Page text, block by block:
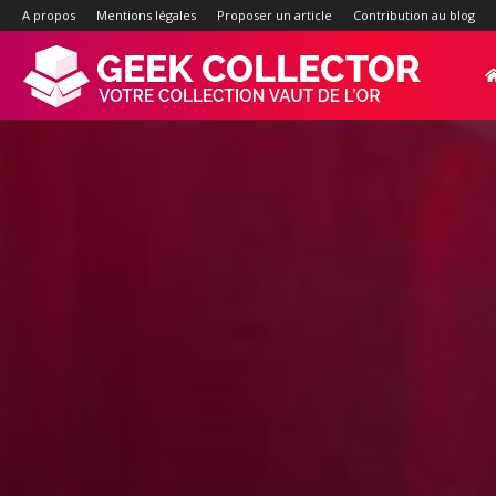
A propos Mentions légales Proposer un article Contribution au blog